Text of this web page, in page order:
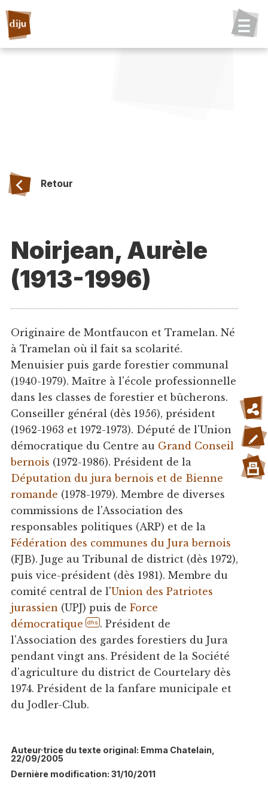
Retour
Noirjean, Aurèle
(1913-1996)
Originaire de Montfaucon et Tramelan. Né
à Tramelan où il fait sa scolarité.
Menuisier puis garde forestier communal
(1940-1979). Maître à l'école professionnelle
dans les classes de forestier et bûcherons.
Conseiller général (dès 1956), président
(1962-1963 et 1972-1973). Député de l'Union
démocratique du Centre au Grand Conseil
bernois (1972-1986). Président de la
Députation du jura bernois et de Bienne
romande (1978-1979). Membre de diverses
commissions de l'Association des
responsables politiques (ARP) et de la
Fédération des communes du Jura bernois
(FJB). Juge au Tribunal de district (dès 1972),
puis vice-président (dès 1981). Membre du
comité central de l'Union des Patriotes
jurassien (UPJ) puis de Force
démocratique
dhs . Président de
l'Association des gardes forestiers du Jura
pendant vingt ans. Président de la Société
d'agriculture du district de Courtelary dès
1974. Président de la fanfare municipale et
du Jodler-Club.
Auteur·trice du texte original: Emma Chatelain,
22/09/2005
Dernière modification: 31/10/2011